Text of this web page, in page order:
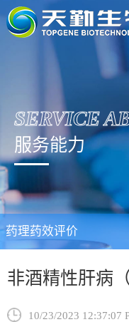
SERVICE
服务能力
药理药效评价
非酒精性肝病
10/23/2023 12:37:07